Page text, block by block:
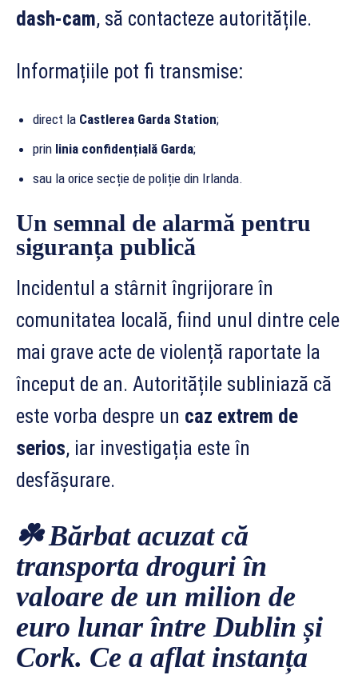
dash-cam, să contacteze autoritățile.
Informațiile pot fi transmise:
direct la Castlerea Garda Station;
prin linia confidențială Garda;
sau la orice secție de poliție din Irlanda.
Un semnal de alarmă pentru
siguranța publică
Incidentul a stârnit îngrijorare în
comunitatea locală, fiind unul dintre cele
mai grave acte de violență raportate la
început de an. Autoritățile subliniază că
este vorba despre un caz extrem de
serios, iar investigația este în
desfășurare.
☘️Bărbat acuzat că
transporta droguri în
valoare de un milion de
euro lunar între Dublin și
Cork. Ce a aflat instanța